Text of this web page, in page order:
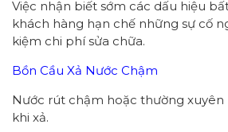
Việc nhận biết sớm các dấu hiệu
khách hàng hạn chế những sự cố
kiệm chi phí sửa chữa.
Bồn Cầu Xả Nước Chậm
Nước rút chậm hoặc thường xuyên
khi xả.